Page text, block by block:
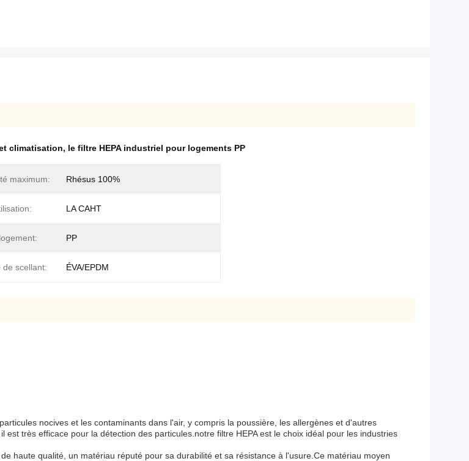
climatisation, le filtre HEPA industriel pour logements PP
maximum: Rhésus 100%
LA CAHT
PP
de scellant: ÉVA/EPDM
nocives et les contaminants dans l'air, y compris la poussière, les allergènes et d'autres
très efficace pour la détection des particules.notre filtre HEPA est le choix idéal pour les industries
haute qualité, un matériau réputé pour sa durabilité et sa résistance à l'usure.Ce matériau moyen